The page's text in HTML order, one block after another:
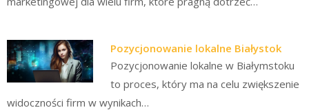
Pozycjonowanie lokalne Białystok
Pozycjonowanie lokalne w Białymstoku
to proces, który ma na celu zwiększenie
widoczności firm w wynikach…